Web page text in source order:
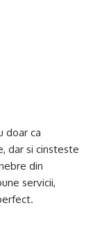
doar ca
dar si cinsteste
din
servicii,